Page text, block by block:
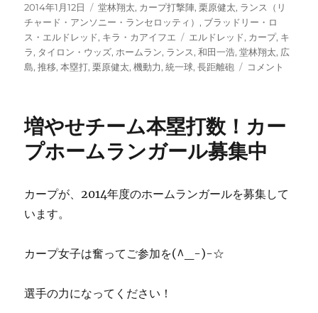
投
稿
日:
2014年1月12日
カ
テ
ゴ
リ
ー
堂林翔太, カープ打撃陣,栗原健太, ランス（リ
チャード・アンソニー・ランセロッティ） , ブラッドリー・ロ
ス・エルドレッド, キラ・カアイフエ
タ
グ
エルドレッド, カープ, キ
ラ, タイロン・ウッズ, ホームラン, ランス,和田一浩,堂林翔太, 広
島,推移,本塁打,栗原健太,機動力,統一球,長距離砲
広
カ
ー
プ
ー
コメント
増やせチーム本塁打数！カー
プホームランガール募集中
カープが、2014年度のホームランガールを募集して
います。
カープ女子は奮ってご参加を(^_-)-☆
選手の力になってください！